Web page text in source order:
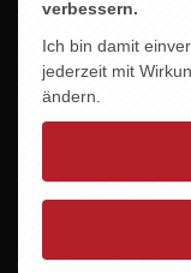
zu den
Rebsorten
verbessern.
Ich bin damit
jederzeit mit
ändern.